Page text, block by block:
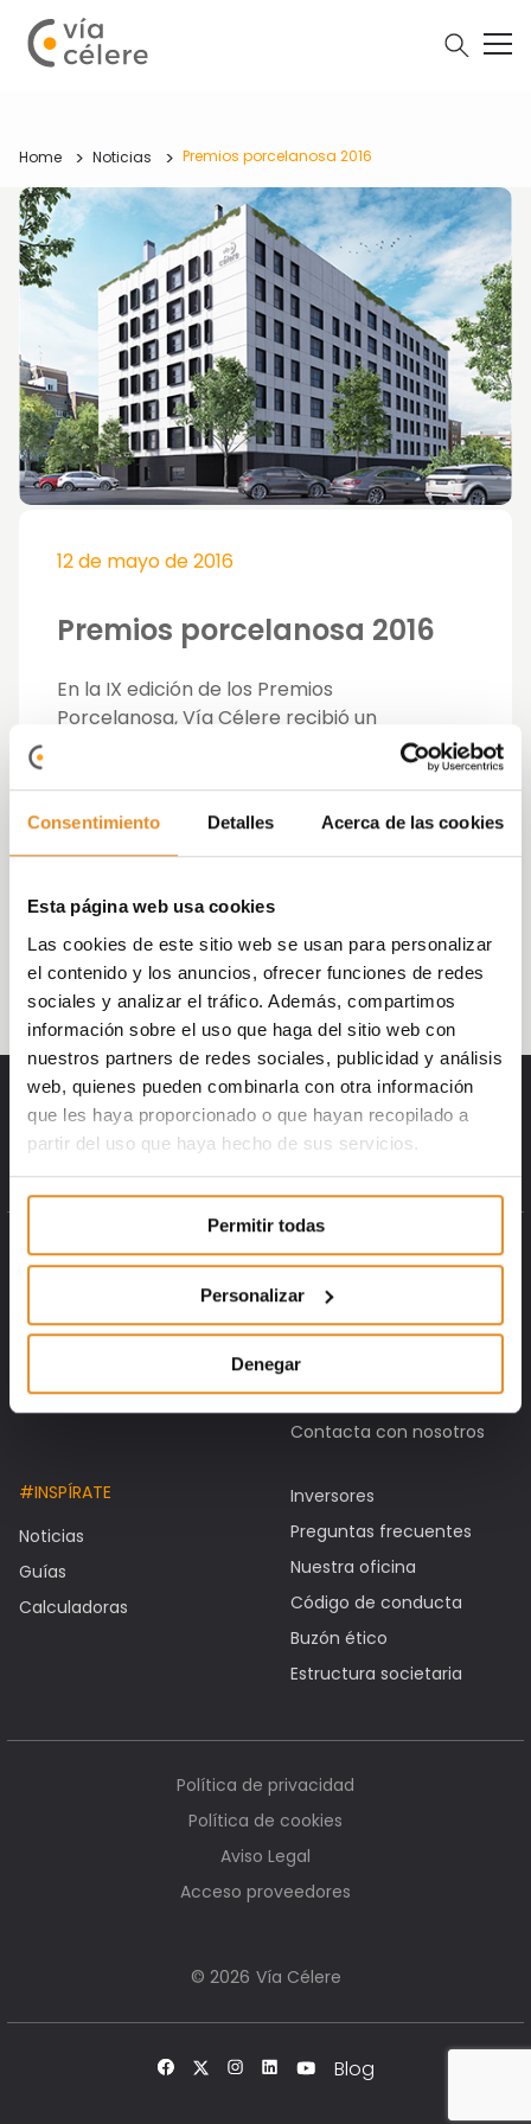
Consentimiento Detalles Acerca de las cookies
Esta página web usa cookies
Las cookies de este sitio web se usan para personalizar
el contenido y los anuncios, ofrecer funciones de redes
sociales y analizar el tráfico. Además, compartimos
información sobre el uso que haga del sitio web con
nuestros partners de redes sociales, publicidad y análisis
web, quienes pueden combinarla con otra información
que les haya proporcionado o que hayan recopilado a
partir del uso que haya hecho de sus servicios.
Permitir todas
Personalizar
Denegar
Home Noticias Premios porcelanosa 2016
12 de mayo de 2016
Premios porcelanosa 2016
En la IX edición de los Premios
Porcelanosa, Vía Célere recibió un
Premio por la eficiencia energética en el
diseño de la nueva sede central en Madrid.
acontecida en el lujoso Hotel Ritz, contó con
la presencia de unos 220 asistentes, entre
firmas del Grupo y clientes y profesionales
procedentes de otros rincones de España y
del mundo, como USA, UK o Francia.
Próximamente
Locales y garajes
Sobre nosotros
Somos diferentes
Nuestro equipo
Trabaja con nosotros
Contacta con nosotros
#INSPÍRATE
Noticias
Guías
Calculadoras
Inversores
Preguntas frecuentes
Nuestra oficina
Código de conducta
Buzón ético
Estructura societaria
© 2026 Vía Célere
Política de privacidad
Política de cookies
Aviso Legal
Acceso proveedores
Blog